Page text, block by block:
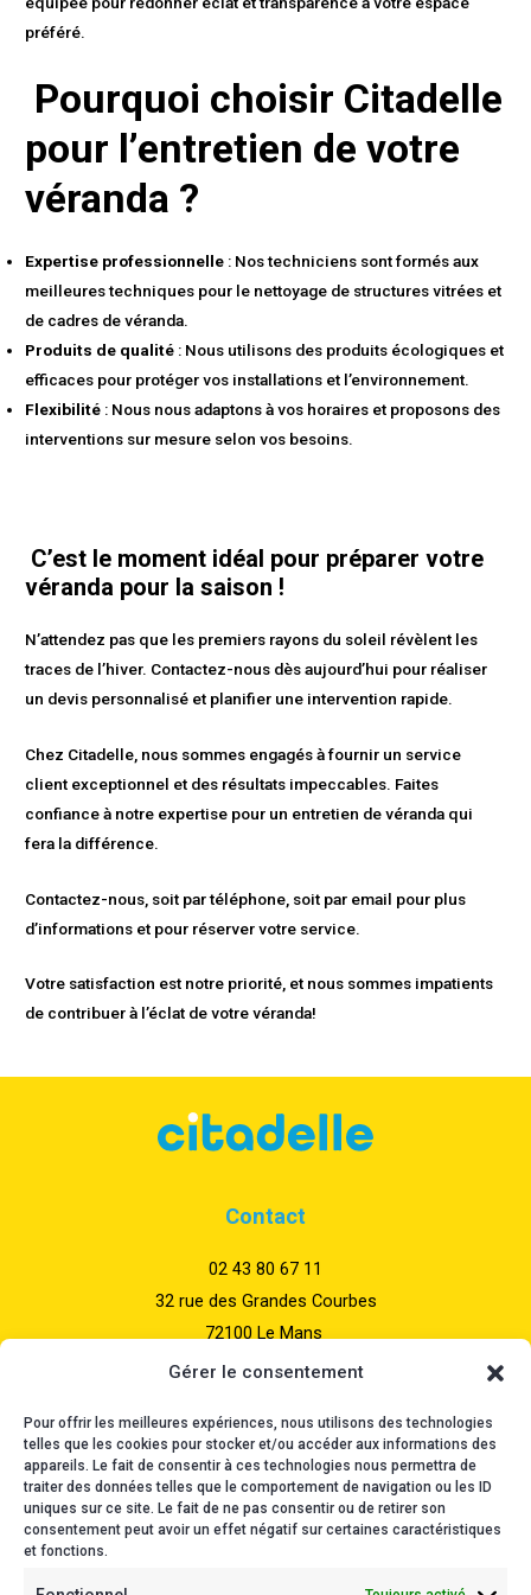
Gérer le consentement
Pour offrir les meilleures expériences, nous utilisons des technologies
telles que les cookies pour stocker et/ou accéder aux informations des
appareils. Le fait de consentir à ces technologies nous permettra de
traiter des données telles que le comportement de navigation ou les ID
uniques sur ce site. Le fait de ne pas consentir ou de retirer son
consentement peut avoir un effet négatif sur certaines caractéristiques
et fonctions.
préféré.
Pourquoi choisir Citadelle
pour l’entretien de votre
véranda ?
Expertise professionnelle : Nos techniciens sont formés aux
meilleures techniques pour le nettoyage de structures vitrées et
de cadres de véranda.
Produits de qualité : Nous utilisons des produits écologiques et
efficaces pour protéger vos installations et l’environnement.
Flexibilité : Nous nous adaptons à vos horaires et proposons des
interventions sur mesure selon vos besoins.
C’est le moment idéal pour préparer votre
véranda pour la saison !
N’attendez pas que les premiers rayons du soleil révèlent les
traces de l’hiver. Contactez-nous dès aujourd’hui pour réaliser
un devis personnalisé et planifier une intervention rapide.
Chez Citadelle, nous sommes engagés à fournir un service
client exceptionnel et des résultats impeccables. Faites
confiance à notre expertise pour un entretien de véranda qui
fera la différence.
Contactez-nous, soit par téléphone, soit par email pour plus
d’informations et pour réserver votre service.
Votre satisfaction est notre priorité, et nous sommes impatients
de contribuer à l’éclat de votre véranda!
Contact
02 43 80 67 11
32 rue des Grandes Courbes
72100 Le Mans
Du lundi au vendredi
08:30 – 12:30
14:00 – 18:00